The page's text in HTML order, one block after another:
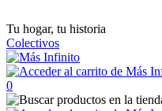
Tu hogar, tu historia
Colectivos
0